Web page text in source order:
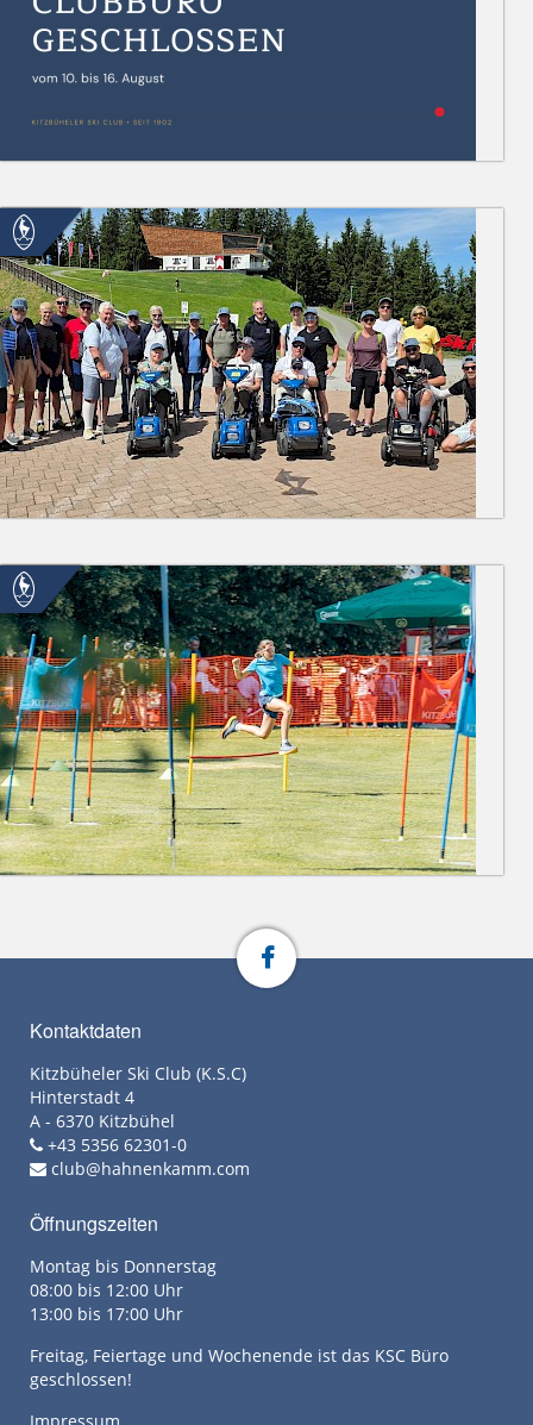
Kontaktdaten
Kitzbüheler Ski Club (K.S.C)
Hinterstadt 4
A - 6370 Kitzbühel
+43 5356 62301-0
club@hahnenkamm.com
Öffnungszeiten
Montag bis Donnerstag
08:00 bis 12:00 Uhr
13:00 bis 17:00 Uhr
Freitag, Feiertage und Wochenende ist das KSC Büro
geschlossen!